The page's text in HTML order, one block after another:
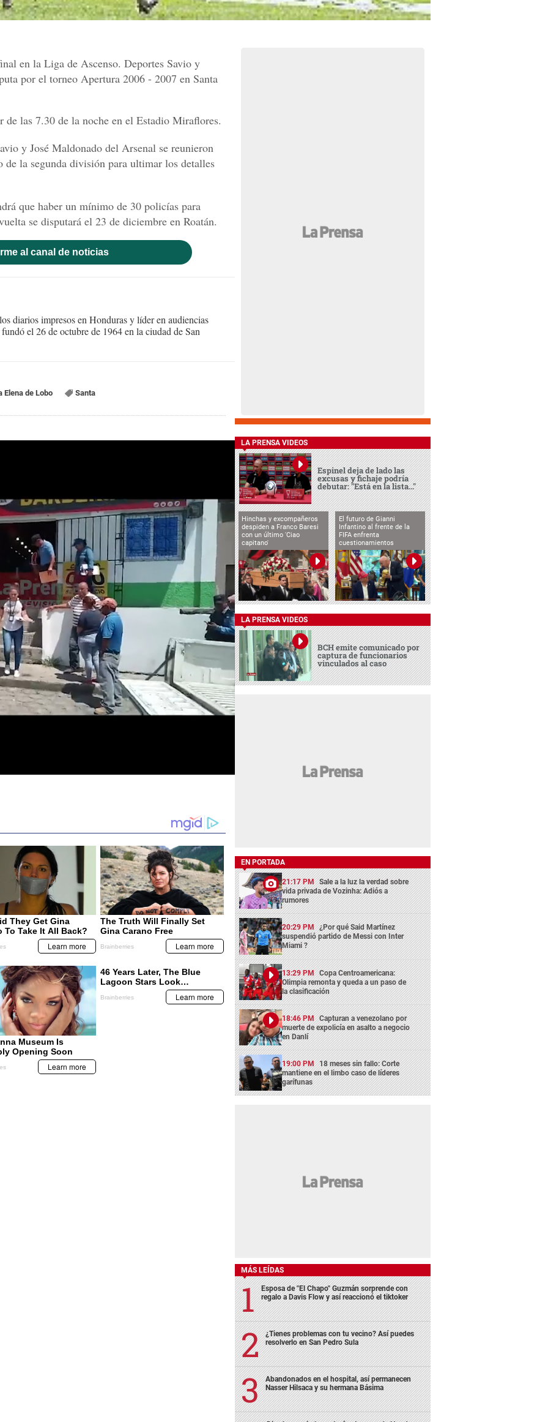
en la Liga de Ascenso. Deportes Savio y
por el torneo Apertura 2006 - 2007 en Santa
las 7.30 de la noche en el Estadio Miraflores.
y José Maldonado del Arsenal se reunieron
de la segunda división para ultimar los detalles
que haber un mínimo de 30 policías para
se disputará el 23 de diciembre en Roatán.
al canal de noticias
diarios impresos en Honduras y líder en audiencias
el 26 de octubre de 1964 en la ciudad de San
Elena de Lobo Santa
LA PRENSA VIDEOS
Espinel deja de lado las
excusas y fichaje podría
debutar: "Está en la lista..."
Hinchas y excompañeros
despiden a Franco Baresi
con un último 'Ciao
capitano'
El futuro de Gianni
Infantino al frente de la
FIFA enfrenta
cuestionamientos
LA PRENSA VIDEOS
BCH emite comunicado por
captura de funcionarios
vinculados al caso
EN PORTADA
21:17 PM Sale a la luz la verdad sobre
vida privada de Vozinha: Adiós a
rumores
20:29 PM ¿Por qué Said Martínez
suspendió partido de Messi con Inter
Miami ?
13:29 PM Copa Centroamericana:
Olimpia remonta y queda a un paso de
la clasificación
18:46 PM Capturan a venezolano por
muerte de expolicía en asalto a negocio
en Danlí
19:00 PM 18 meses sin fallo: Corte
mantiene en el limbo caso de líderes
garífunas
MÁS LEÍDAS
Esposa de "El Chapo" Guzmán sorprende con
regalo a Davis Flow y así reaccionó el tiktoker
¿Tienes problemas con tu vecino? Así puedes
resolverlo en San Pedro Sula
Abandonados en el hospital, así permanecen
Nasser Hilsaca y su hermana Básima